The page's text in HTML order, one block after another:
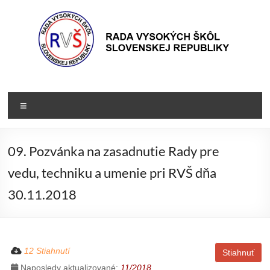
Rada
VŠ
škôl
09. Pozvánka na zasadnutie Rady pre
vedu, techniku a umenie pri RVŠ dňa
30.11.2018
Stiahnuť
12 Stiahnutí
Naposledy aktualizované: 11/2018